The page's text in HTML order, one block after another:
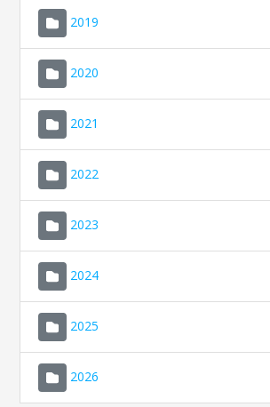
2019
2020
2021
2022
2023
2024
2025
2026